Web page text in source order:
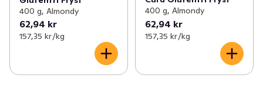
400 g, Almondy
62,94 kr
157,35 kr /kg
400 g, Almondy
62,94 kr
157,35 kr /kg